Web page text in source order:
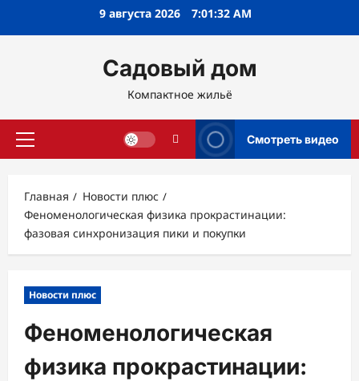
9 августа 2026 7:01:33 AM
Садовый дом
Компактное жильё
Основное
Смотреть видео
Главная
Новости плюс
Феноменологическая физика прокрастинации:
фазовая синхронизация пики и покупки
Новости плюс
Феноменологическая
физика прокрастинации: